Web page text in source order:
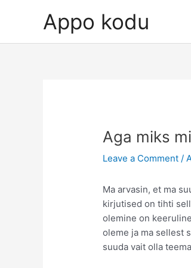
Appo kodu
Aga miks
Leave a Comment /
Ma arvasin, et ma
kirjutised on tihti
olemine on
oleme ja ma sellest
suuda vait olla